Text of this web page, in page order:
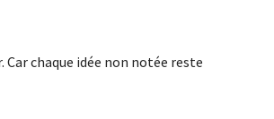
chaque idée non notée reste